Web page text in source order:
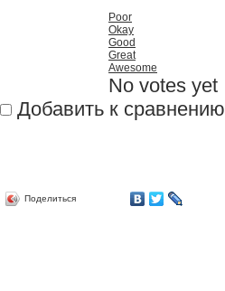
Poor
Okay
Good
Great
Awesome
No votes yet
Добавить к сравнению
Поделиться